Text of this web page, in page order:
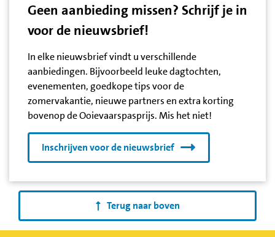
Geen aanbieding missen? Schrijf je in
voor de nieuwsbrief!
In elke nieuwsbrief vindt u verschillende
aanbiedingen. Bijvoorbeeld leuke dagtochten,
evenementen, goedkope tips voor de
zomervakantie, nieuwe partners en extra korting
bovenop de Ooievaarspasprijs. Mis het niet!
Inschrijven voor de nieuwsbrief
Terug naar boven